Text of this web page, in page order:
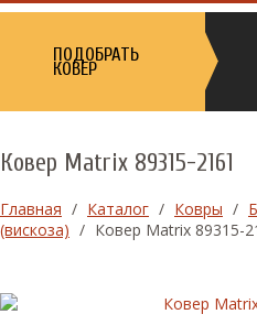
ПОДОБРАТЬ
КОВЕР
Ковер Matrix 89315-2161
Главная / Каталог / Ковры /
(вискоза) / Ковер Matrix 89315-